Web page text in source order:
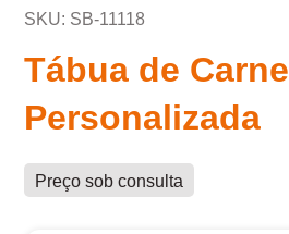
SKU: SB-11118
Tábua de Carne
Personalizada
Preço sob consulta